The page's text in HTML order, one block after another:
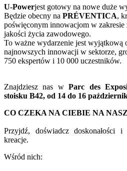
U-Powerjest gotowy na nowe duże
Będzie obecny na PRÉVENTICA,
poświęconym innowacjom w zakresie
jakości życia zawodowego.
To ważne wydarzenie jest wyjątkową
najnowszych innowacji w sektorze,
750 ekspertów i 10 000 uczestników.
Znajdziesz nas wParc des
stoisku B42, od 14 do 16
CO CZEKA NA CIEBIE NA
Przyjdź, doświadcz doskonałości
kreacje.
Wśród nich: